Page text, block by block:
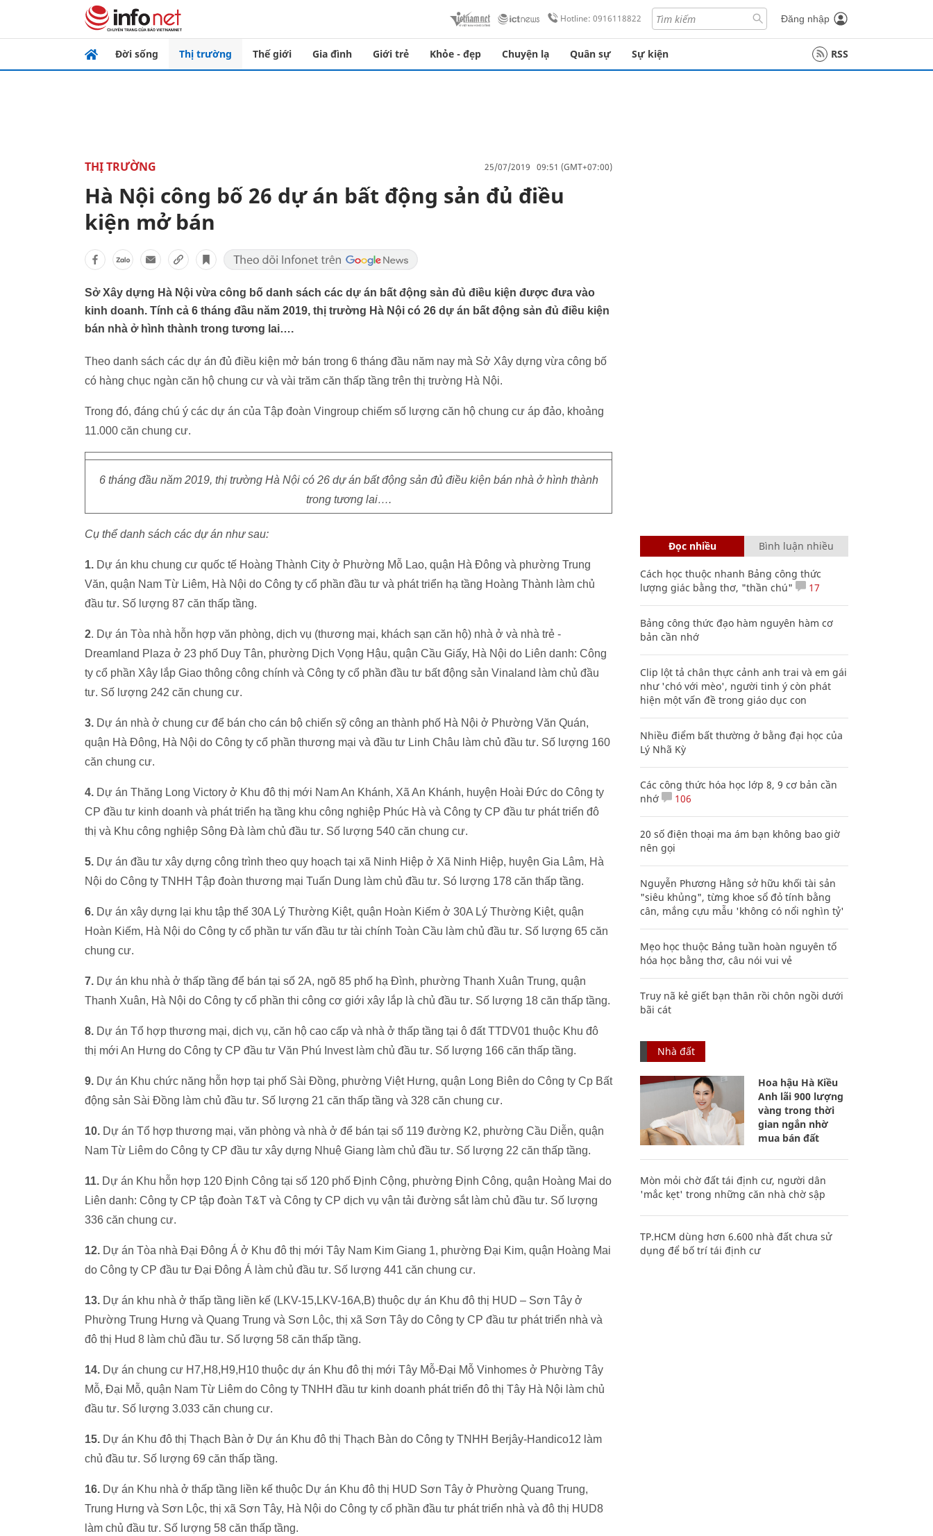
Hotline: 0916118822 Đăng nhập
Đời sống Thị trường Thế giới Gia đình Giới trẻ Khỏe - đẹp Chuyện lạ Quân sự Sự kiện RSS
THỊ TRƯỜNG 25/07/2019 09:51 (GMT+07:00)
Hà Nội công bố 26 dự án bất động sản đủ điều
kiện mở bán
Sở Xây dựng Hà Nội vừa công bố danh sách các dự án bất động sản đủ điều kiện được đưa vào
kinh doanh. Tính cả 6 tháng đầu năm 2019, thị trường Hà Nội có 26 dự án bất động sản đủ điều kiện
bán nhà ở hình thành trong tương lai….
Theo danh sách các dự án đủ điều kiện mở bán trong 6 tháng đầu năm nay mà Sở Xây dựng vừa công bố
có hàng chục ngàn căn hộ chung cư và vài trăm căn thấp tầng trên thị trường Hà Nội.
Trong đó, đáng chú ý các dự án của Tập đoàn Vingroup chiếm số lượng căn hộ chung cư áp đảo, khoảng
11.000 căn chung cư.
6 tháng đầu năm 2019, thị trường Hà Nội có 26 dự án bất động sản đủ điều kiện bán nhà ở hình thành
trong tương lai….
Cụ thể danh sách các dự án như sau:
1. Dự án khu chung cư quốc tế Hoàng Thành City ở Phường Mỗ Lao, quận Hà Đông và phường Trung
Văn, quận Nam Từ Liêm, Hà Nội do Công ty cổ phần đầu tư và phát triển hạ tầng Hoàng Thành làm chủ
đầu tư. Số lượng 87 căn thấp tầng.
2. Dự án Tòa nhà hỗn hợp văn phòng, dịch vụ (thương mại, khách sạn căn hộ) nhà ở và nhà trẻ -
Dreamland Plaza ở 23 phố Duy Tân, phường Dịch Vọng Hậu, quận Cầu Giấy, Hà Nội do Liên danh: Công
ty cổ phần Xây lắp Giao thông công chính và Công ty cổ phần đầu tư bất động sản Vinaland làm chủ đầu
tư. Số lượng 242 căn chung cư.
3. Dự án nhà ở chung cư để bán cho cán bộ chiến sỹ công an thành phố Hà Nội ở Phường Văn Quán,
quận Hà Đông, Hà Nội do Công ty cổ phần thương mại và đầu tư Linh Châu làm chủ đầu tư. Số lượng 160
căn chung cư.
4. Dự án Thăng Long Victory ở Khu đô thị mới Nam An Khánh, Xã An Khánh, huyện Hoài Đức do Công ty
CP đầu tư kinh doanh và phát triển hạ tầng khu công nghiệp Phúc Hà và Công ty CP đầu tư phát triển đô
thị và Khu công nghiệp Sông Đà làm chủ đầu tư. Số lượng 540 căn chung cư.
5. Dự án đầu tư xây dựng công trình theo quy hoạch tại xã Ninh Hiệp ở Xã Ninh Hiệp, huyện Gia Lâm, Hà
Nội do Công ty TNHH Tập đoàn thương mại Tuấn Dung làm chủ đầu tư. Só lượng 178 căn thấp tầng.
6. Dự án xây dựng lại khu tập thể 30A Lý Thường Kiệt, quận Hoàn Kiếm ở 30A Lý Thường Kiệt, quận
Hoàn Kiếm, Hà Nội do Công ty cổ phần tư vấn đầu tư tài chính Toàn Cầu làm chủ đầu tư. Số lượng 65 căn
chung cư.
7. Dự án khu nhà ở thấp tầng để bán tại số 2A, ngõ 85 phố hạ Đình, phường Thanh Xuân Trung, quận
Thanh Xuân, Hà Nội do Công ty cổ phần thi công cơ giới xây lắp là chủ đầu tư. Số lượng 18 căn thấp tầng.
8. Dự án Tổ hợp thương mại, dịch vụ, căn hộ cao cấp và nhà ở thấp tầng tại ô đất TTDV01 thuộc Khu đô
thị mới An Hưng do Công ty CP đầu tư Văn Phú Invest làm chủ đầu tư. Số lượng 166 căn thấp tầng.
9. Dự án Khu chức năng hỗn hợp tại phố Sài Đồng, phường Việt Hưng, quận Long Biên do Công ty Cp Bất
động sản Sài Đồng làm chủ đầu tư. Số lượng 21 căn thấp tầng và 328 căn chung cư.
10. Dự án Tổ hợp thương mại, văn phòng và nhà ở để bán tại số 119 đường K2, phường Cầu Diễn, quận
Nam Từ Liêm do Công ty CP đầu tư xây dựng Nhuệ Giang làm chủ đầu tư. Số lượng 22 căn thấp tầng.
11. Dự án Khu hỗn hợp 120 Định Công tại số 120 phố Định Cộng, phường Định Công, quận Hoàng Mai do
Liên danh: Công ty CP tập đoàn T&T và Công ty CP dịch vụ vận tải đường sắt làm chủ đầu tư. Số lượng
336 căn chung cư.
12. Dự án Tòa nhà Đại Đông Á ở Khu đô thị mới Tây Nam Kim Giang 1, phường Đại Kim, quận Hoàng Mai
do Công ty CP đầu tư Đại Đông Á làm chủ đầu tư. Số lượng 441 căn chung cư.
13. Dự án khu nhà ở thấp tầng liền kế (LKV-15,LKV-16A,B) thuộc dự án Khu đô thị HUD – Sơn Tây ở
Phường Trung Hưng và Quang Trung và Sơn Lộc, thị xã Sơn Tây do Công ty CP đầu tư phát triển nhà và
đô thị Hud 8 làm chủ đầu tư. Số lượng 58 căn thấp tầng.
14. Dự án chung cư H7,H8,H9,H10 thuộc dự án Khu đô thị mới Tây Mỗ-Đại Mỗ Vinhomes ở Phường Tây
Mỗ, Đại Mỗ, quận Nam Từ Liêm do Công ty TNHH đầu tư kinh doanh phát triển đô thị Tây Hà Nội làm chủ
đầu tư. Số lượng 3.033 căn chung cư.
15. Dự án Khu đô thị Thạch Bàn ở Dự án Khu đô thị Thạch Bàn do Công ty TNHH Berjây-Handico12 làm
chủ đầu tư. Số lượng 69 căn thấp tầng.
16. Dự án Khu nhà ở thấp tầng liền kế thuộc Dự án Khu đô thị HUD Sơn Tây ở Phường Quang Trung,
Trung Hưng và Sơn Lộc, thị xã Sơn Tây, Hà Nội do Công ty cổ phần đầu tư phát triển nhà và đô thị HUD8
làm chủ đầu tư. Số lượng 58 căn thấp tầng.
Đọc nhiều Bình luận nhiều
Cách học thuộc nhanh Bảng công thức
lượng giác bằng thơ, "thần chú"
17
Bảng công thức đạo hàm nguyên hàm cơ
bản cần nhớ
Clip lột tả chân thực cảnh anh trai và em gái
như 'chó với mèo', người tinh ý còn phát
hiện một vấn đề trong giáo dục con
Nhiều điểm bất thường ở bằng đại học của
Lý Nhã Kỳ
Các công thức hóa học lớp 8, 9 cơ bản cần
nhớ
106
20 số điện thoại ma ám bạn không bao giờ
nên gọi
Nguyễn Phương Hằng sở hữu khối tài sản
"siêu khủng", từng khoe sổ đỏ tính bằng
cân, mắng cựu mẫu 'không có nổi nghìn tỷ'
Mẹo học thuộc Bảng tuần hoàn nguyên tố
hóa học bằng thơ, câu nói vui vẻ
Truy nã kẻ giết bạn thân rồi chôn ngồi dưới
bãi cát
Nhà đất
Hoa hậu Hà Kiều
Anh lãi 900 lượng
vàng trong thời
gian ngắn nhờ
mua bán đất
Mòn mỏi chờ đất tái định cư, người dân
'mắc kẹt' trong những căn nhà chờ sập
TP.HCM dùng hơn 6.600 nhà đất chưa sử
dụng để bố trí tái định cư